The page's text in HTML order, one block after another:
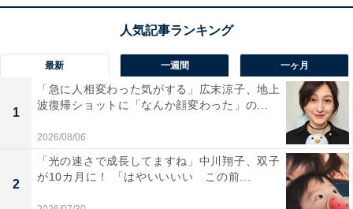
最新 一週間 一ヶ月
1
「急に人相変わった気がする」広末涼子、地上
波復帰ショットに「なんか顔変わった」の...
2026/08/06
2
「光の速さで成長してますね」中川翔子、双子
が10カ月に！ 「はやいいいい この前...